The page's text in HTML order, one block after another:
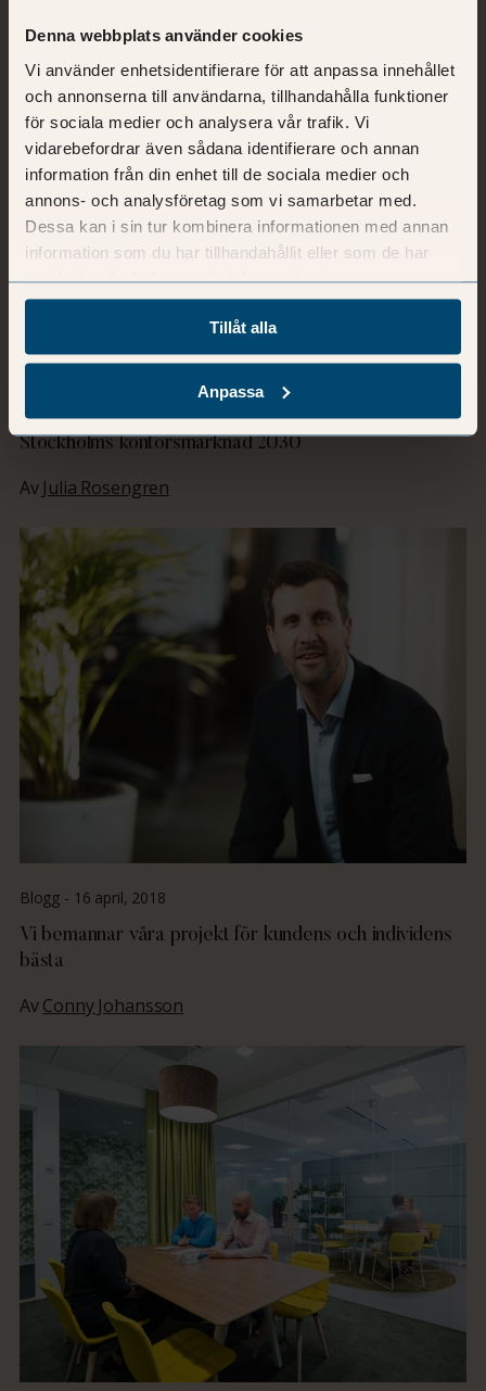
Denna webbplats använder cookies
Vi använder enhetsidentifierare för att anpassa innehållet
och annonserna till användarna, tillhandahålla funktioner
för sociala medier och analysera vår trafik. Vi
vidarebefordrar även sådana identifierare och annan
information från din enhet till de sociala medier och
annons- och analysföretag som vi samarbetar med.
Dessa kan i sin tur kombinera informationen med annan
information som du har tillhandahållit eller som de har
samlat in när du har använt deras tjänster.
Tillåt alla
Anpassa
Stockholms kontorsmarknad 2030
Av Julia Rosengren
Blogg - 16 april, 2018
Vi bemannar våra projekt för kundens och individens
bästa
AvConny Johansson